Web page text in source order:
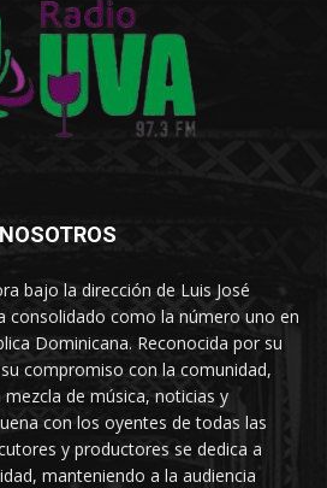
NOSOTROS
bajo la dirección de Luis José
consolidado como la número uno en
Dominicana. Reconocida por su
compromiso con la comunidad,
de música, noticias y
con los oyentes de todas las
y productores se dedica a
manteniendo a la audiencia